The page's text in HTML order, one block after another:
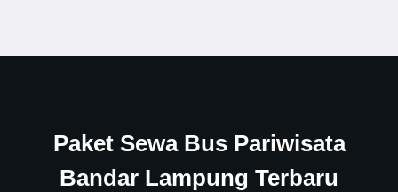
Paket Sewa Bus Pariwisata
Bandar Lampung Terbaru